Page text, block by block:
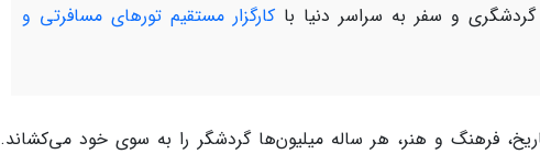
و سفر به سراسر دنیا با کارگزار مستقیم تورهای مسافرتی و
فرهنگ و هنر، هر ساله میلیون‌ها گردشگر را به سوی خود می‌کشاند.